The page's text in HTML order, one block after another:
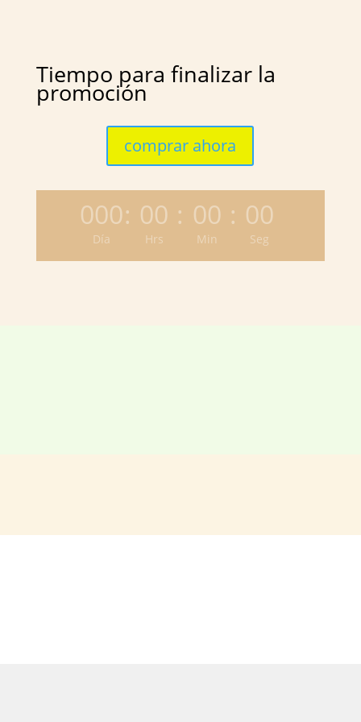
Tiempo para finalizar la
promoción
comprar ahora
000
Día
: 00
Hrs
: 00
Min
: 00
Seg